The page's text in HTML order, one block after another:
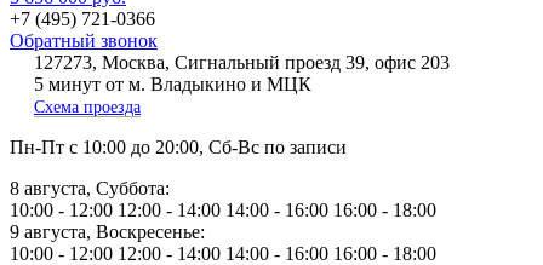
+7 (495) 721-0366
Обратный звонок
127273, Москва, Сигнальный проезд 39, офис 203
5 минут от м. Владыкино и МЦК
Схема проезда
Пн-Пт с 10:00 до 20:00, Сб-Вс по записи
8 августа, Суббота:
10:00 - 12:00 12:00 - 14:00 14:00 - 16:00 16:00 - 18:00
9 августа, Воскресенье:
10:00 - 12:00 12:00 - 14:00 14:00 - 16:00 16:00 - 18:00